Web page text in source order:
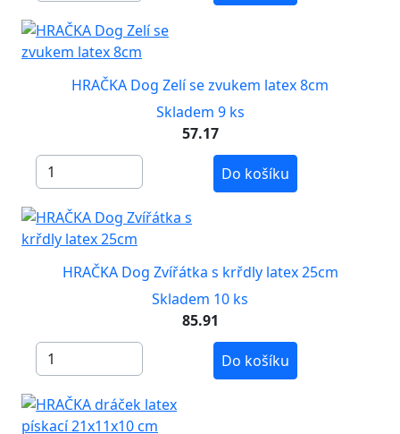
HRAČKA Dog Zelí se zvukem latex 8cm
Skladem 9 ks
57.17
Do košíku
HRAČKA Dog Zvířátka s krřdly latex 25cm
Skladem 10 ks
85.91
Do košíku